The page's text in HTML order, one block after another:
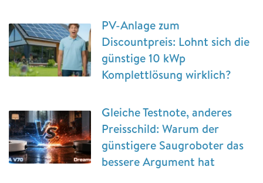
PV-Anlage zum
Discountpreis: Lohnt sich die
günstige 10 kWp
Komplettlösung wirklich?
Gleiche Testnote, anderes
Preisschild: Warum der
günstigere Saugroboter das
bessere Argument hat